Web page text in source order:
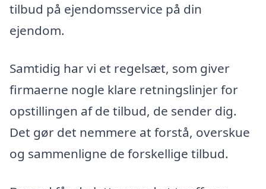
tilbud på ejendomsservice på din
ejendom.
Samtidig har vi et regelsæt, som giver
firmaerne nogle klare retningslinjer for
opstillingen af de tilbud, de sender dig.
Det gør det nemmere at forstå, overskue
og sammenligne de forskellige tilbud.